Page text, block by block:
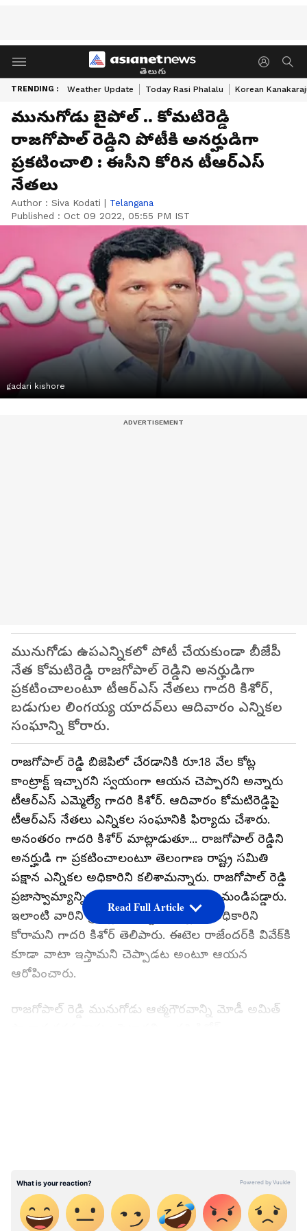
తెలుగు
TRENDING : Weather Update Today Rasi Phalalu Korean
మునుగోడు బైపోల్ .. కోమటిరెడ్డి
రాజగోపాల్ రెడ్డిని పోటీకి అనర్హుడిగా
ప్రకటించాలి : ఈసీని కోరిన టీఆర్ఎస్
నేతలు
Author : Siva Kodati | Telangana
Published : Oct 09 2022, 05:55 PM IST
gadari kishore
మునుగోడు ఉపఎన్నికలో పోటీ చేయకుండా బీజేపీ
నేత కోమటిరెడ్డి రాజగోపాల్ రెడ్డిని అనర్హుడిగా
ప్రకటించాలంటూ టీఆర్ఎస్ నేతలు గాదరి కిశోర్,
బడుగుల లింగయ్య యాదవ్‌లు ఆదివారం ఎన్నికల
సంఘాన్ని కోరారు.
రాజగోపాల్ రెడ్డి బిజెపిలో చేరడానికి రూ.18 వేల కోట్ల
కాంట్రాక్ట్ ఇచ్చారని స్వయంగా ఆయన చెప్పారని అన్నారు
టీఆర్ఎస్ ఎమ్మెల్యే గాదరి కిశోర్. ఆదివారం కోమటిరెడ్డిపై
టీఆర్ఎస్ నేతలు ఎన్నికల సంఘానికి ఫిర్యాదు చేశారు.
అనంతరం గాదరి కిశోర్ మాట్లాడుతూ... రాజగోపాల్ రెడ్డిని
అనర్హుడి గా ప్రకటించాలంటూ తెలంగాణ రాష్ట్ర సమితి
పక్షాన ఎన్నికల అధికారిని కలిశామన్నారు. రాజగోపాల్ రెడ్డి
ప్రజాస్వామ్యాన్ని కూనీ చేస్తున్నాడని ఆయన మండిపడ్డారు.
ఇలాంటి వారిని ప్రోత్సహించొద్దని ఎన్నికల అధికారిని
కోరామని గాదరి కిశోర్ తెలిపారు. ఈటెల రాజేందర్‌కి వివేక్‌కి
కూడా వాటా ఇస్తామని చెప్పాడట అంటూ ఆయన
ఆరోపించారు.
రాజగోపాల్ రెడ్డి మునుగోడు ఆత్మగౌరవాన్ని మోడీ అమిత్
దొంగలను ప్రజలు తరిమికొడతారని గాదరి కిశోర్ జోస్యం
చెప్పారు. మునుగొడులో ఎగిరెది గులాబీ జెండానే అని
ఆయన ధీమా వ్యక్తం చేశారు.
Read Full Article